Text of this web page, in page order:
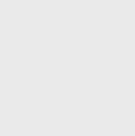
محض